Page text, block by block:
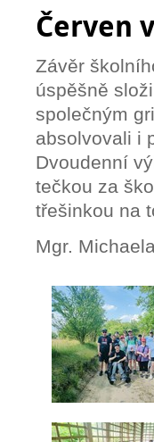
Červen
Závěr
úspěšně
společným
absolvovali i
Dvoudenní
tečkou za
třešinkou na
Mgr.